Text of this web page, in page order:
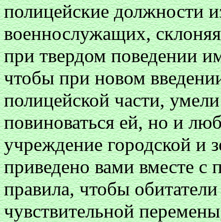
полицейские должности
военнослужащих,
при твердом поведении
чтобы при новом
полицейской части, умели
повиноваться ей, но и
учреждение городской и
приведено вами вместе с
правила, чтобы
чувствительной